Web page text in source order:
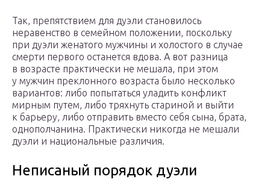
Так, препятствием для дуэли становилось
неравенство в семейном положении, поскольку
при дуэли женатого мужчины и холостого в случае
смерти первого останется вдова. А вот разница
в возрасте практически не мешала, при этом
у мужчин преклонного возраста было несколько
вариантов: либо попытаться уладить конфликт
мирным путем, либо тряхнуть стариной и выйти
к барьеру, либо отправить вместо себя сына, брата,
однополчанина. Практически никогда не мешали
дуэли и национальные различия.
Неписаный порядок дуэли